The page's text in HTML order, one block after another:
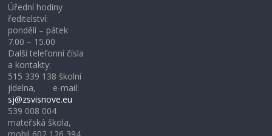
Úřední hodiny
ředitelství:
pondělí – pátek
7.00 – 15.00
Další telefonní čísla
a kontakty:
515 339 138 školní
jídelna, e-mail:
sj@zsvisnove.eu
539 008 004
mateřská škola,